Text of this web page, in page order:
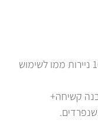
קופסת מתנה 8*8, 100 ניירות ממו לשימוש
קשיחה+